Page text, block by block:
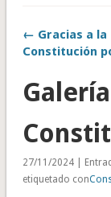
← Gracias a la
Constitución
27/11/2024 |
etiquetado con